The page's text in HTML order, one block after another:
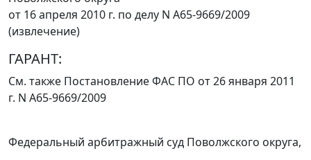
от 16 апреля 2010 г. по делу N А65-9669/2009
(извлечение)
ГАРАНТ:
См. также ПостановлениеФАС ПО от 26 января 2011
г. N А65-9669/2009
Федеральный арбитражный суд Поволжского округа,